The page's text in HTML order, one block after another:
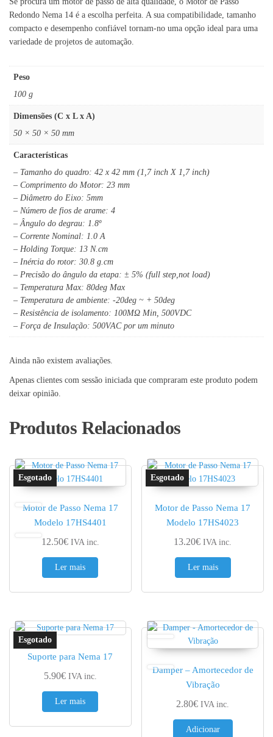
Redondo Nema 14 é a escolha perfeita. A sua compatibilidade, tamanho
compacto e desempenho confiável tornam-no uma opção ideal para uma
variedade de projetos de automação.
Peso
100 g
Dimensões (C x L x A)
50 × 50 × 50 mm
Características
– Tamanho do quadro: 42 x 42 mm (1,7 inch X 1,7 inch)
– Comprimento do Motor: 23 mm
– Diâmetro do Eixo: 5mm
– Número de fios de arame: 4
– Ângulo do degrau: 1.8º
– Corrente Nominal: 1.0 A
– Holding Torque: 13 N.cm
– Inércia do rotor: 30.8 g.cm
– Precisão do ângulo da etapa: ± 5% (full step,not load)
– Temperatura Max: 80deg Max
– Temperatura de ambiente: -20deg ~ + 50deg
– Resistência de isolamento: 100MΩ Min, 500VDC
– Força de Insulação: 500VAC por um minuto
Ainda não existem avaliações.
Apenas clientes com sessão iniciada que compraram este produto podem
deixar opinião.
Produtos Relacionados
Motor de Passo Nema 17
Modelo 17HS4401
12.50€ IVA inc.
Ler mais
Motor de Passo Nema 17
Modelo 17HS4023
13.20€ IVA inc.
Ler mais
Suporte para Nema 17
5.90€ IVA inc.
Ler mais
Damper – Amortecedor de
Vibração
2.80€ IVA inc.
Adicionar